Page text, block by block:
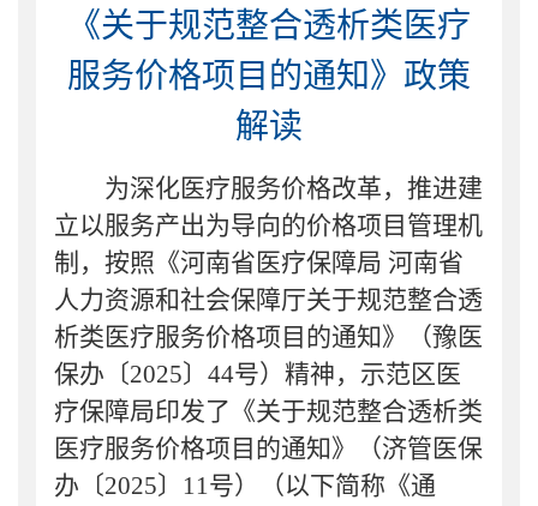
《关于规范整合透析类医疗
服务价格项目的通知》政策
解读
为深化医疗服务价格改革，推进建
立以服务产出为导向的价格项目管理机
制， 按照《河南省医疗保障局 河南省
人力资源和社会保障厅关于规范整合透
析类医疗服务价格项目的通知》（豫医
保办〔2025〕44号） 精神， 示范区医
疗保障局印发了《关于规范整合透析类
医疗服务价格项目的通知》（济管医保
办〔2025〕11号）（以下简称《通